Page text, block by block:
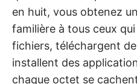
en huit, vous obtenez
familière à tous ceux
fichiers, téléchargent
installent des
chaque octet se